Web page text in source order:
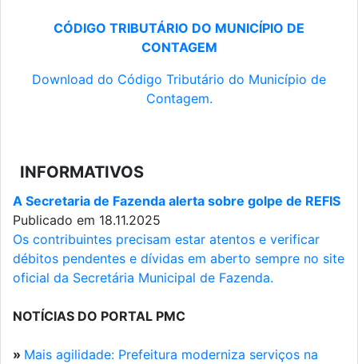
CÓDIGO TRIBUTÁRIO DO MUNICÍPIO DE
CONTAGEM
Download do Código Tributário do Município de
Contagem.
INFORMATIVOS
A Secretaria de Fazenda alerta sobre golpe de REFIS
Publicado em 18.11.2025
Os contribuintes precisam estar atentos e verificar
débitos pendentes e dívidas em aberto sempre no site
oficial da Secretária Municipal de Fazenda.
NOTÍCIAS DO PORTAL PMC
» Mais agilidade: Prefeitura moderniza serviços na